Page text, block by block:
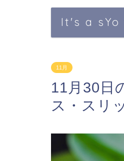
It's a sYo
11月
11月30日
ス・スリ